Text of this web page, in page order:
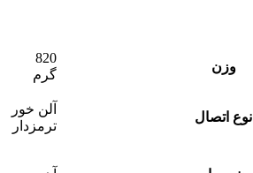
وزن
820
گرم
نوع اتصال
آلن خور
ترمزدار